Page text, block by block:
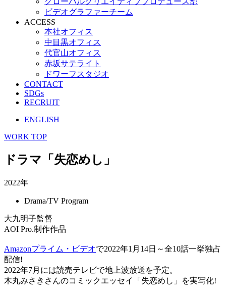
ビデオグラファーチーム
ACCESS
本社オフィス
中目黒オフィス
代官山オフィス
赤坂サテライト
ドワーフスタジオ
CONTACT
SDGs
RECRUIT
ENGLISH
WORK TOP
ドラマ「失恋めし」
2022年
Drama/TV Program
大九明子監督
AOI Pro.制作作品
Amazonプライム・ビデオで2022年1月14⽇～全10話⼀挙独占
配信!
2022年7月には読売テレビで地上波放送を予定。
木丸みさきさんのコミックエッセイ「失恋めし」を実写化!